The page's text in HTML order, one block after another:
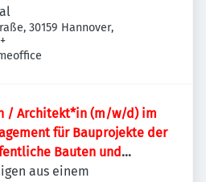
30159 Hannover,
+
/ Architekt*in (m/w/d) im
für Bauprojekte der
Bauten und
/ Infrastruktur
aus einem